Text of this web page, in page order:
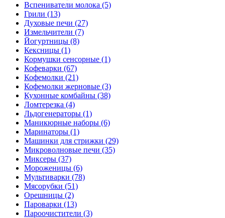
Вспениватели молока (5)
Грили (13)
Духовые печи (27)
Измельчители (7)
Йогуртницы (8)
Кексницы (1)
Кормушки сенсорные (1)
Кофеварки (67)
Кофемолки (21)
Кофемолки жерновые (3)
Кухонные комбайны (38)
Ломтерезка (4)
Льдогенераторы (1)
Маникюрные наборы (6)
Маринаторы (1)
Машинки для стрижки (29)
Микроволновые печи (35)
Миксеры (37)
Мороженицы (6)
Мультиварки (78)
Мясорубки (51)
Орешницы (2)
Пароварки (13)
Пароочистители (3)